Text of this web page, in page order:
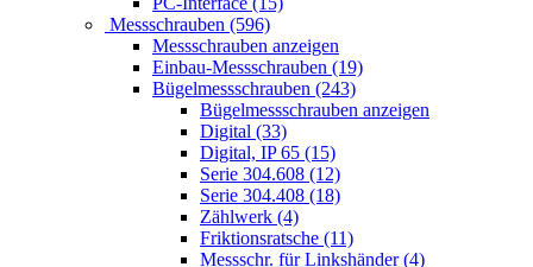
Messschrauben (596)
Messschrauben anzeigen
Einbau-Messschrauben (19)
Bügelmessschrauben (243)
Bügelmessschrauben anzeigen
Digital (33)
Digital, IP 65 (15)
Serie 304.608 (12)
Serie 304.408 (18)
Zählwerk (4)
Friktionsratsche (11)
Messschr. für Linkshänder (4)